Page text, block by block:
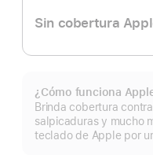
Sin cobertura
¿Cómo funciona
Brinda cobertura
salpicaduras y mucho
teclado de Apple por